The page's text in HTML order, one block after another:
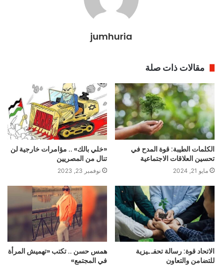
jumhuria
مقالات ذات صلة
الكلمات الطيبة: قوة المدح في
تحسين العلاقات الاجتماعية
مايو 21, 2024
«خلي بالك» .. مؤامرات خارجية لن
تنال من المصريين
نوفمبر 23, 2023
الاتحاد قوة: رسالة تحفـ ـيزية
للتضامن والتعاون
همس حسن .. تكتب «تهميش المرأة
في المجتمع»